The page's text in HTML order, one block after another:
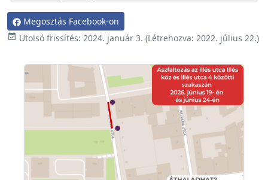
Megosztás Facebook-on
event_available Utolsó frissítés: 2024. január 3. (Létrehozva: 2022. július 22.)